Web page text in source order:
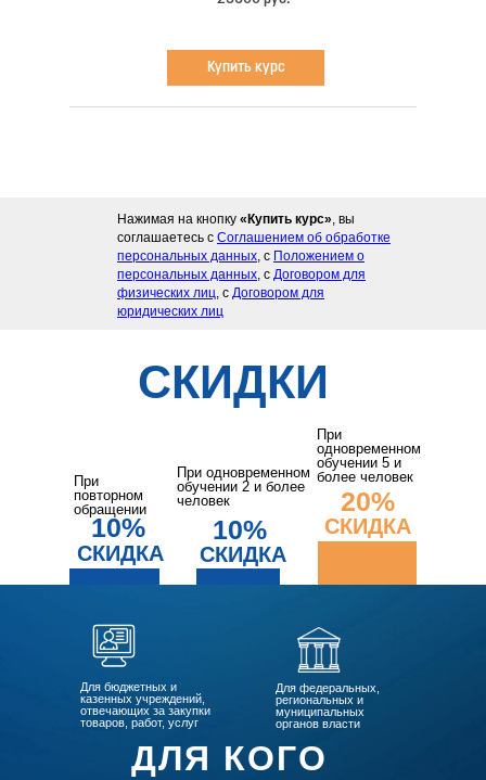
Купить курс
Нажимая на кнопку «Купить курс», вы
соглашаетесь с Соглашением об обработке
персональных данных, с Положением о
персональных данных, с Договором для
физических лиц, с Договором для
юридических лиц
10%
20%
10%
При
повторном
обращении
СКИДКА
При одновременном
обучении 2 и более
человек
СКИДКА
При
одновременном
обучении 5 и
более человек
СКИДКА
СКИДКИ
ДЛЯ КОГО
Для федеральных,
региональных и
муниципальных
органов власти
Для бюджетных и
казенных учреждений,
отвечающих за закупки
товаров, работ, услуг